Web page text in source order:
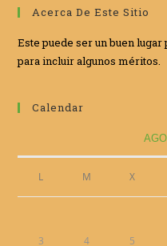
Acerca De Este Sitio
Este puede ser un buen
para incluir algunos méritos.
Calendar
L M X
3 4 5